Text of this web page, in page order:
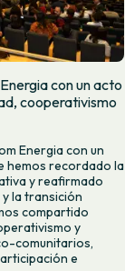
con un acto
cooperativismo
Energia con un
hemos recordado la
y reafirmado
la transición
compartido
y
comunitarios,
e